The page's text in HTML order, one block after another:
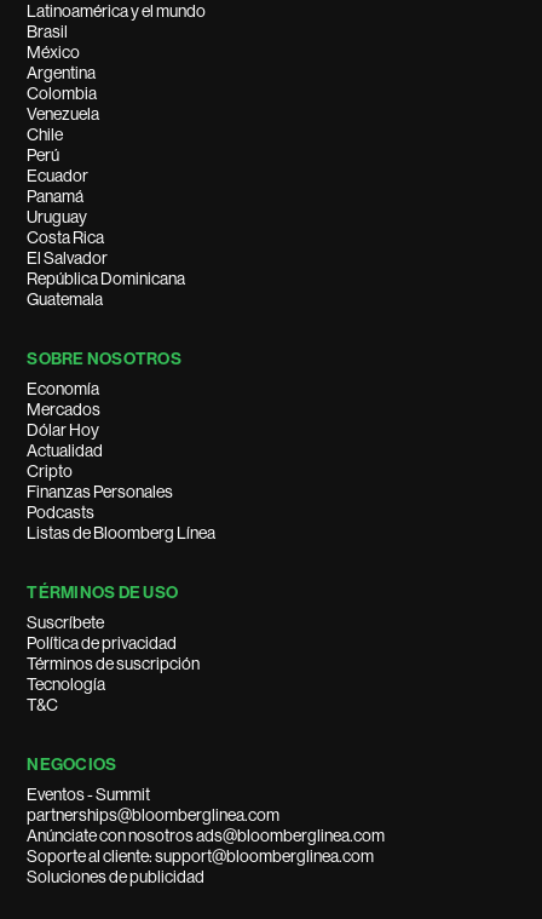
Latinoamérica y el mundo
Brasil
México
Argentina
Colombia
Venezuela
Chile
Perú
Ecuador
Panamá
Uruguay
Costa Rica
El Salvador
República Dominicana
Guatemala
SOBRE NOSOTROS
Economía
Mercados
Dólar Hoy
Actualidad
Cripto
Finanzas Personales
Podcasts
Listas de Bloomberg Línea
TÉRMINOS DE USO
Suscríbete
Política de privacidad
Términos de suscripción
Tecnología
T&C
NEGOCIOS
Eventos - Summit
partnerships@bloomberglinea.com
Anúnciate con nosotros ads@bloomberglinea.com
Soporte al cliente: support@bloomberglinea.com
Soluciones de publicidad